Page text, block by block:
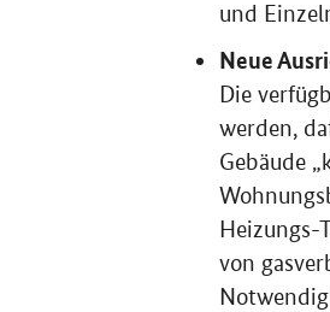
und
Neue
Die
werden,
Gebäude
Heizungs-
von